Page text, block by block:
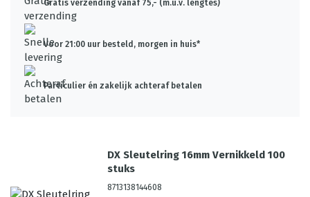
Gratis verzending vanaf 75,- (m.u.v. lengtes)
Voor 21:00 uur besteld, morgen in huis*
Particulier én zakelijk achteraf betalen
DX Sleutelring 16mm Vernikkeld 100
stuks
8713138144608